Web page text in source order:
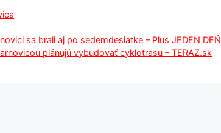
sa brali aj po sedemdesiatke – Plus JEDEN DEŇ
plánujú vybudovať cyklotrasu – TERAZ.sk